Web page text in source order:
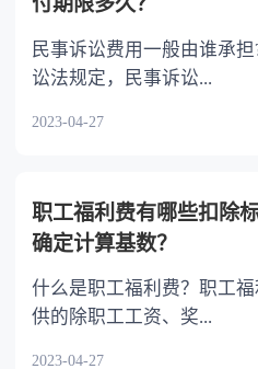
民事诉讼费用一般由谁承
讼法规定，民事诉讼...
2023-04-27
职工福利费有哪些扣除
确定计算基数？
什么是职工福利费？职工
供的除职工工资、奖...
2023-04-27